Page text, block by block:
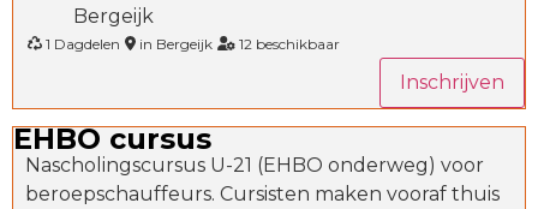
Bergeijk
1 Dagdelen in Bergeijk 12 beschikbaar
Inschrijven
EHBO cursus
Nascholingscursus U-21 (EHBO onderweg) voor
beroepschauffeurs. Cursisten maken vooraf thuis